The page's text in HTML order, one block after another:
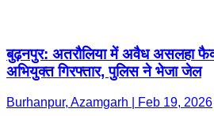
बुढ़नपुर: अतरौलिया में अवैध असलहा
अभियुक्त गिरफ्तार, पुलिस ने भेजा जेल
Burhanpur, Azamgarh | Feb 19, 2026